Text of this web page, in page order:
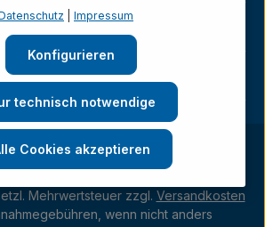
Mehrwertsteuer zzgl. Versandkosten
wenn nicht anders
Impressum
technisch notwendige
Konfigurieren
Cookies akzeptieren